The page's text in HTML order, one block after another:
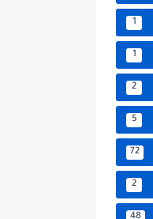
1
1
2
5
72
2
48